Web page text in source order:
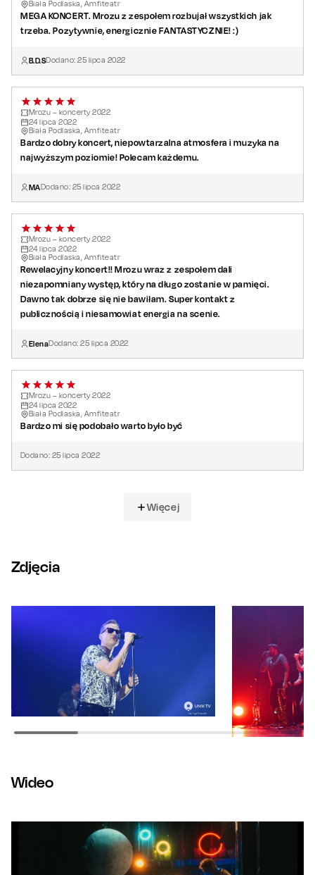
Biała Podlaska, Amfiteatr
MEGA KONCERT. Mrozu z zespołem rozbujał wszystkich jak
trzeba. Pozytywnie, energicznie FANTASTYCZNIE! :)
B.D.SDodano:25 lipca 2022
Mrozu – koncerty 2022
24lipca 2022
Biała Podlaska, Amfiteatr
Bardzo dobry koncert, niepowtarzalna atmosfera i muzyka na
najwyższym poziomie! Polecam każdemu.
MADodano: 25 lipca 2022
Mrozu – koncerty 2022
24lipca 2022
Biała Podlaska, Amfiteatr
Rewelacyjny koncert!! Mrozu wraz z zespołem dali
niezapomniany występ, który na długo zostanie w pamięci.
Dawno tak dobrze się nie bawiłam. Super kontakt z
publicznością i niesamowiat energia na scenie.
ElenaDodano:25 lipca 2022
Mrozu – koncerty 2022
24lipca 2022
Biała Podlaska, Amfiteatr
Bardzo mi się podobało warto było być
Dodano: 25 lipca 2022
Więcej
Zdjęcia
Wideo